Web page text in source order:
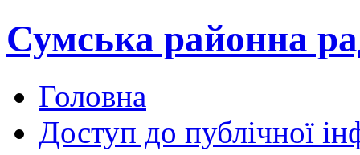
Сумська районна
Головна
Доступ до публічної